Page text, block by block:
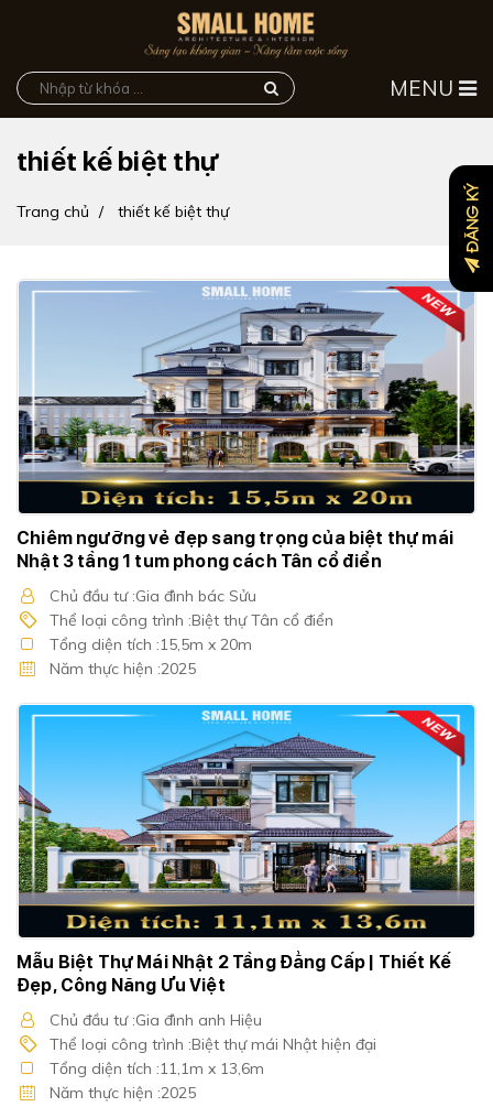
MENU
thiết kế biệt thự
Trang chủ thiết kế biệt thự
Chiêm ngưỡng vẻ đẹp sang trọng của biệt thự mái
Nhật 3 tầng 1 tum phong cách Tân cổ điển
Chủ đầu tư :Gia đình bác Sửu
Thể loại công trình :Biệt thự Tân cổ điển
Tổng diện tích :15,5m x 20m
Năm thực hiện :2025
Mẫu Biệt Thự Mái Nhật 2 Tầng Đẳng Cấp | Thiết Kế
Đẹp, Công Năng Ưu Việt
Chủ đầu tư :Gia đình anh Hiệu
Thể loại công trình :Biệt thự mái Nhật hiện đại
Tổng diện tích :11,1m x 13,6m
Năm thực hiện :2025
ĐĂNG KÝ